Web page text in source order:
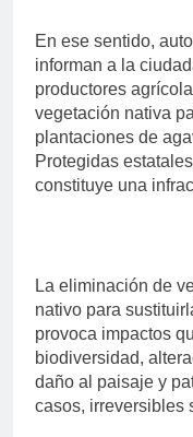
En ese sentido,
informan a la
productores
vegetación nativa
plantaciones de
Protegidas
constituye una
La eliminación de
nativo para
provoca impactos
biodiversidad,
daño al paisaje y
casos, irreversibles